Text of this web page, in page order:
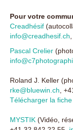
Pour votre
Creadhésif
info@creadhesif.ch
Pascal Crelier
Roland J. Keller
rke@bluewin.ch ,
Télécharger la
MYSTIK (Vidéo,